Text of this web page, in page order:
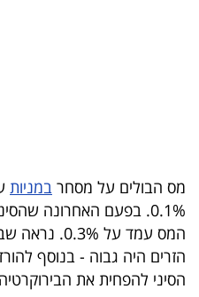
המילון
הכלכלי
פודקאסט
מס הבולים על מסחר במניות
המס עמד על
הזרים היה גבוה - בנוסף
הסיני להפחית את